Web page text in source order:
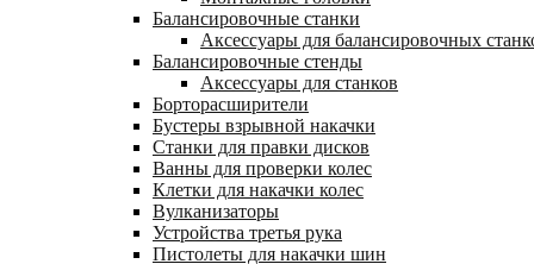
Балансировочные станки
Аксессуары для балансировочных
Балансировочные стенды
Аксессуары для станков
Борторасширители
Бустеры взрывной накачки
Станки для правки дисков
Ванны для проверки колес
Клетки для накачки колес
Вулканизаторы
Устройства третья рука
Пистолеты для накачки шин